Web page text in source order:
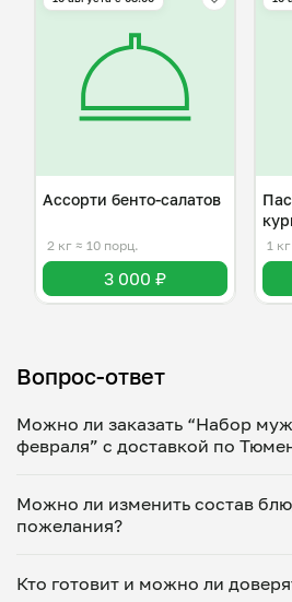
Ассорти бенто-салатов
2 кг ≈ 10 порц.
3 000 ₽
1 кг
Вопрос-ответ
Можно ли заказать “Набор
февраля” с доставкой по
Укажите удобное время — и
домашнее блюдо в большой
минут. Статус заказа
кабинете, а с поваром можно
Можно ли изменить состав
пожелания?
блюдо под ваши предпочтения:
Кто готовит и можно ли